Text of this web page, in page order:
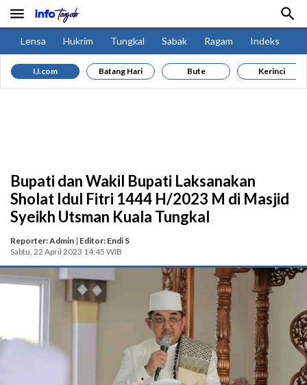
 
Lensa Hukrim Tungkal Sabak Ragam Indeks
IJ.com Batang Hari Bute Kerinci
Bupati dan Wakil Bupati Laksanakan
Sholat Idul Fitri 1444 H/2023 M di Masjid
Syeikh Utsman Kuala Tungkal
Reporter: Admin | Editor: Endi S
Sabtu, 22 April 2023 14:45 WIB